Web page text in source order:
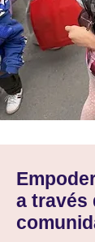
a través